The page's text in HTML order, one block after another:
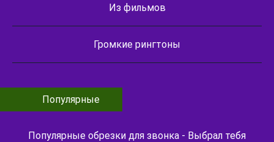
Из фильмов
Громкие рингтоны
Популярные
Популярные обрезки для звонка - Выбрал тебя